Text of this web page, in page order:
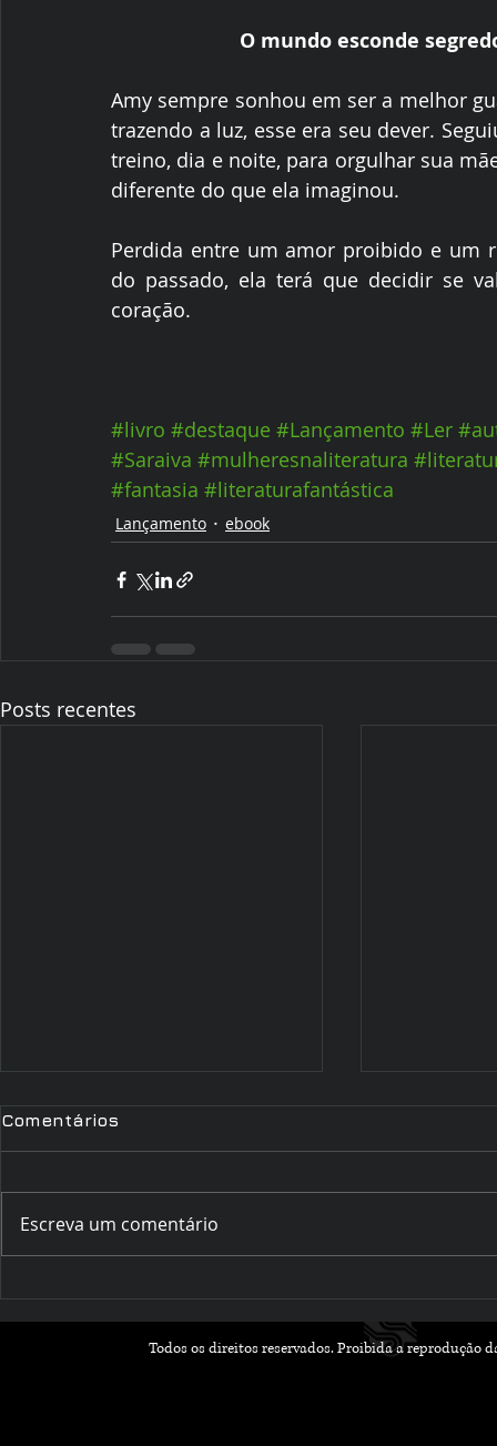
O mundo esconde
Amy sempre sonhou em ser a melhor
trazendo a luz, esse era seu dever.
treino, dia e noite, para orgulhar sua
diferente do que ela imaginou.
Perdida entre um amor proibido e um
do passado, ela terá que decidir se
coração.
#livro #destaque #Lançamento #Ler
#Saraiva #mulheresnaliteratura
#fantasia #literaturafantástica
Lançamento ebook
Posts recentes
infantil
Comentários
Escreva um comentário
Todos os direitos reservados. Proibida a reprodução